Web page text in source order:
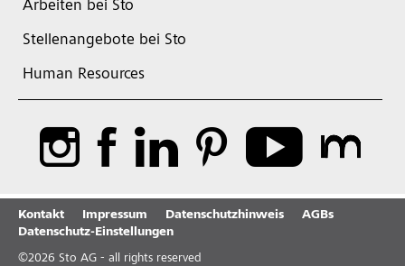
Arbeiten bei Sto
Stellenangebote bei Sto
Human Resources
Kontakt Impressum Datenschutzhinweis
AGBs
Datenschutz-Einstellungen
©2026 Sto AG - all rights reserved